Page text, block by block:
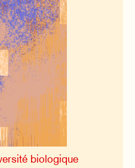
biologique